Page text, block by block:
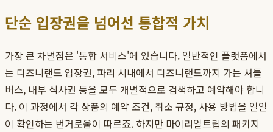
단순 입장권을 넘어선 통합적 가치
가장 큰 차별점은 '통합 서비스'에 있습니다. 일반적인 플랫폼에서
는 디즈니랜드 입장권, 파리 시내에서 디즈니랜드까지 가는 셔틀
버스, 내부 식사권 등을 모두 개별적으로 검색하고 예약해야 합니
다. 이 과정에서 각 상품의 예약 조건, 취소 규정, 사용 방법을 일일
이 확인하는 번거로움이 따르죠. 하지만 마이리얼트립의 패키지